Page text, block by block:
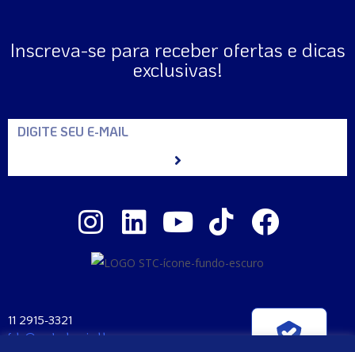
Inscreva-se para receber ofertas e dicas
exclusivas!
11 2915-3321
fale@santaclara.ind.br